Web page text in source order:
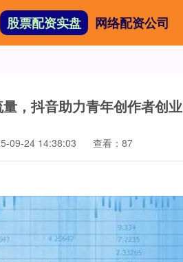
股票配资实盘 网络配资公司
，抖音助力青年创作者创业
09-24 14:38:03 查看：87